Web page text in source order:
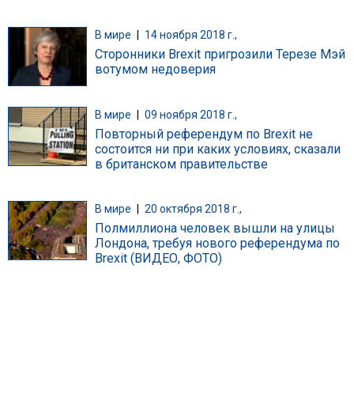
В мире 14 ноября 2018 г.,
Сторонники Brexit пригрозили Терезе Мэй
вотумом недоверия
В мире | 09 ноября 2018 г.,
Повторный референдум по Brexit не
состоится ни при каких условиях, сказали
в британском правительстве
В мире 20 октября 2018 г.,
Полмиллиона человек вышли на улицы
Лондона, требуя нового референдума по
Brexit (ВИДЕО, ФОТО)